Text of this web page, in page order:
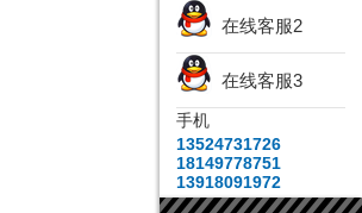
在线客服2
在线客服3
手机
13524731726
18149778751
13918091972